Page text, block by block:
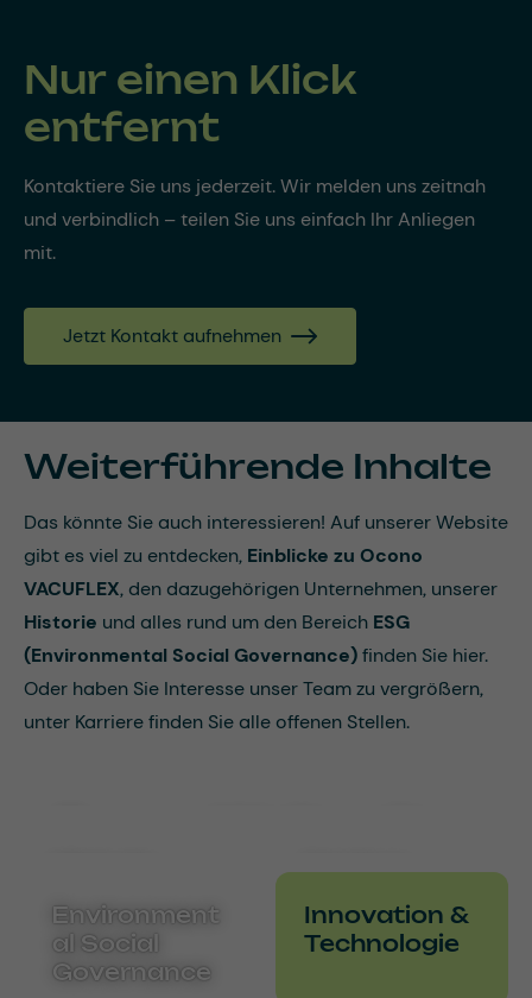
Nur einen Klick
entfernt
Kontaktiere Sie uns jederzeit. Wir melden uns zeitnah
und verbindlich – teilen Sie uns einfach Ihr Anliegen
mit.
Jetzt Kontakt aufnehmen
Weiterführende Inhalte
Das könnte Sie auch interessieren! Auf unserer Website
gibt es viel zu entdecken, Einblicke zu Ocono
VACUFLEX, den dazugehörigen Unternehmen, unserer
Historie und alles rund um den Bereich ESG
(Environmental Social Governance)finden Sie hier.
Oder haben Sie Interesse unser Team zu vergrößern,
unter Karriere finden Sie alle offenen Stellen.
Karriere
Environment
al Social
Governance
Innovation &
Technologie